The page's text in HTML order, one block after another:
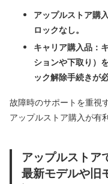
アップルストア購
ロックなし。
キャリア購入品：
ションや下取り）
ック解除手続きが
故障時のサポートを重視
アップルストア購入が有
アップルストア
最新モデルや旧